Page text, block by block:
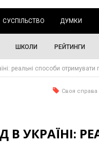
СУСПІЛЬСТВО ДУМКИ
ШКОЛИ РЕЙТИНГИ
реальні способи отримувати
Своя справа
УКРАЇНІ: